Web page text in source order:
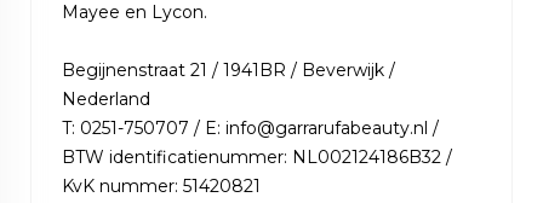
Mayee en Lycon.
Begijnenstraat 21 / 1941BR / Beverwijk /
Nederland
T: 0251-750707 / E: info@garrarufabeauty.nl /
BTW identificatienummer: NL002124186B32 /
KvK nummer: 51420821